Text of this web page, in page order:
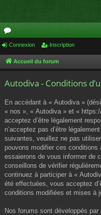
or
u
Connexion Inscription
Accueil du forum
Autodiva - Conditions
En accédant à « Autodiva »
« nos », « Autodiva » et «
acceptez d’être légalement
n’acceptez pas d’être
suivantes, veuillez ne pas
pouvons modifier ces conditions
essaierons de vous informer de
conseillons de vérifier
continuez à participer à «
été effectuées, vous acceptez
conditions modifiées et mises à
Nos forums sont développés